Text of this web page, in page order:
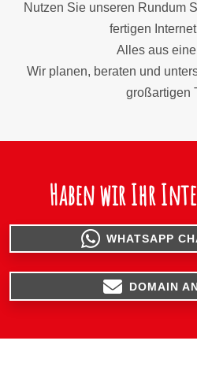
Nutzen Sie unseren Rundum
fertigen
Alles aus
Wir planen, beraten und
großartigen
Haben wir Ihr
WHATSAPP
DOMAIN